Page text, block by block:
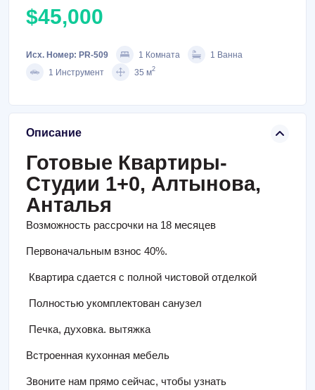
$45,000
Исх. Номер: PR-509 1 Комната
1 Ванна
1 Инструмент
35 м2
Описание
Готовые Квартиры-
Студии 1+0, Алтынова,
Анталья
Возможность рассрочки на 18 месяцев
Первоначальным взнос 40%.
Квартира сдается с полной чистовой отделкой
Полностью укомплектован санузел
Печка, духовка. вытяжка
Встроенная кухонная мебель
Звоните нам прямо сейчас, чтобы узнать